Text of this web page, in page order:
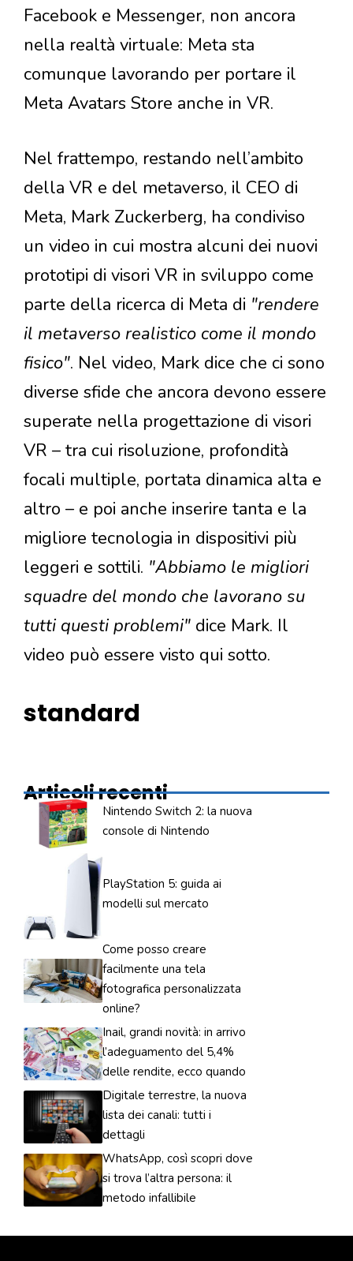
Facebook e Messenger, non ancora
nella realtà virtuale: Meta sta
comunque lavorando per portare il
Meta Avatars Store anche in VR.
Nel frattempo, restando nell’ambito
della VR e del metaverso, il CEO di
Meta, Mark Zuckerberg, ha condiviso
un video in cui mostra alcuni dei nuovi
prototipi di visori VR in sviluppo come
parte della ricerca di Meta di "rendere
il metaverso realistico come il mondo
fisico". Nel video, Mark dice che ci sono
diverse sfide che ancora devono essere
superate nella progettazione di visori
VR – tra cui risoluzione, profondità
focali multiple, portata dinamica alta e
altro – e poi anche inserire tanta e la
migliore tecnologia in dispositivi più
leggeri e sottili. "Abbiamo le migliori
squadre del mondo che lavorano su
tutti questi problemi" dice Mark. Il
video può essere visto qui sotto.
standard
Articoli recenti
Nintendo Switch 2: la nuova
console di Nintendo
PlayStation 5: guida ai
modelli sul mercato
Come posso creare
facilmente una tela
fotografica personalizzata
online?
Inail, grandi novità: in arrivo
l’adeguamento del 5,4%
delle rendite, ecco quando
Digitale terrestre, la nuova
lista dei canali: tutti i
dettagli
WhatsApp, così scopri dove
si trova l’altra persona: il
metodo infallibile